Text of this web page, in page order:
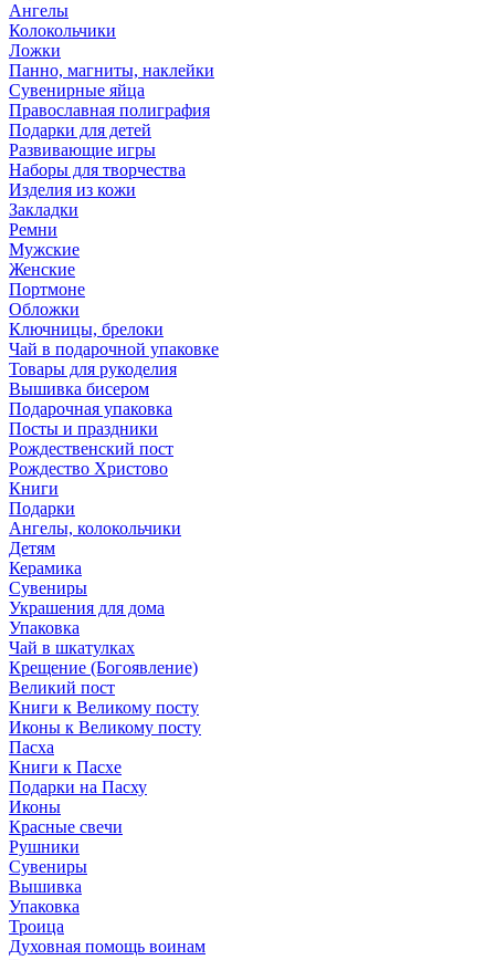
Ангелы
Колокольчики
Ложки
Панно, магниты, наклейки
Сувенирные яйца
Православная полиграфия
Подарки для детей
Развивающие игры
Наборы для творчества
Изделия из кожи
Закладки
Ремни
Мужские
Женские
Портмоне
Обложки
Ключницы, брелоки
Чай в подарочной упаковке
Товары для рукоделия
Вышивка бисером
Подарочная упаковка
Посты и праздники
Рождественский пост
Рождество Христово
Книги
Подарки
Ангелы, колокольчики
Детям
Керамика
Сувениры
Украшения для дома
Упаковка
Чай в шкатулках
Крещение (Богоявление)
Великий пост
Книги к Великому посту
Иконы к Великому посту
Пасха
Книги к Пасхе
Подарки на Пасху
Иконы
Красные свечи
Рушники
Сувениры
Вышивка
Упаковка
Троица
Духовная помощь воинам